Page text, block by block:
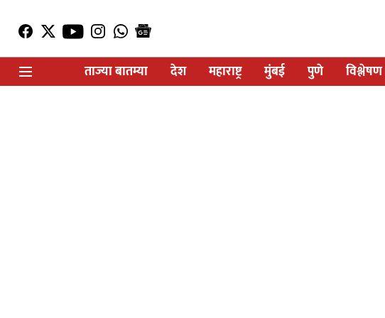
ताज्या बातम्या
देश महाराष्ट्र मुंबई पुणे विश्लेषण